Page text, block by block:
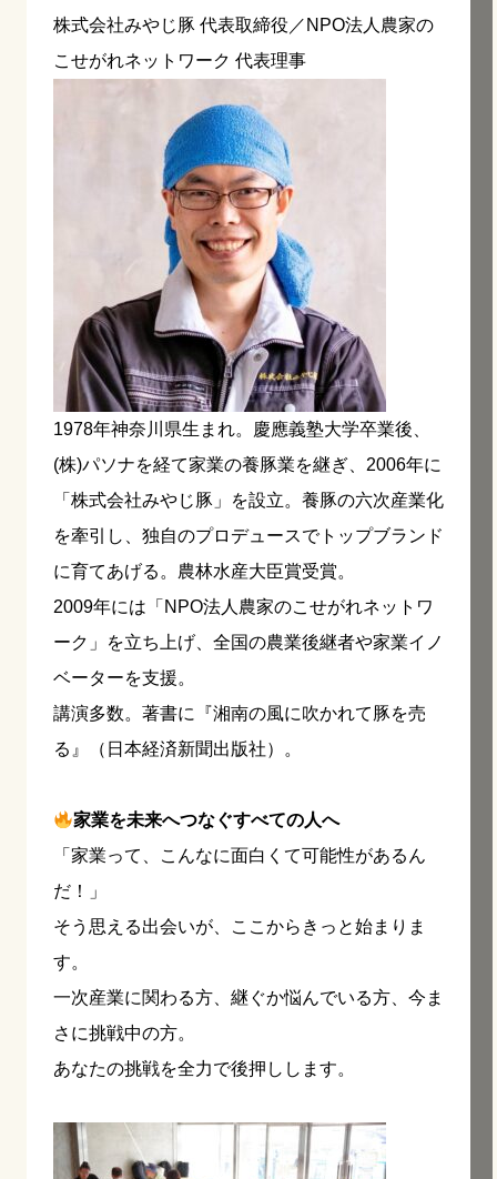
株式会社みやじ豚 代表取締役／NPO法人農家の
こせがれネットワーク 代表理事
1978年神奈川県生まれ。慶應義塾大学卒業後、
(株)パソナを経て家業の養豚業を継ぎ、2006年に
「株式会社みやじ豚」を設立。養豚の六次産業化
を牽引し、独自のプロデュースでトップブランド
に育てあげる。農林水産大臣賞受賞。
2009年には「NPO法人農家のこせがれネットワ
ーク」を立ち上げ、全国の農業後継者や家業イノ
ベーターを支援。
講演多数。著書に『湘南の風に吹かれて豚を売
る』（日本経済新聞出版社）。
家業を未来へつなぐすべての人へ
「家業って、こんなに面白くて可能性があるん
だ！」
そう思える出会いが、ここからきっと始まりま
す。
一次産業に関わる方、継ぐか悩んでいる方、今ま
さに挑戦中の方。
あなたの挑戦を全力で後押しします。